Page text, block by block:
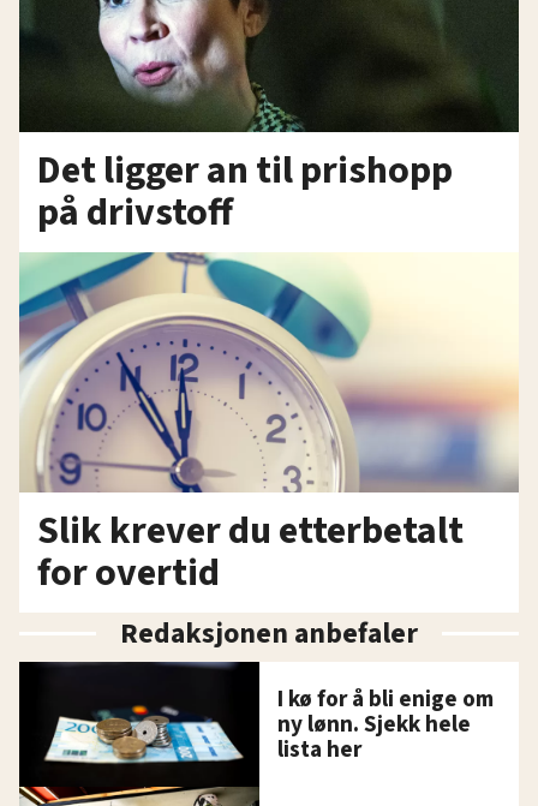
Det ligger an til prishopp
på drivstoff
Slik krever du etterbetalt
for overtid
Redaksjonen anbefaler
I kø for å bli enige om
ny lønn. Sjekk hele
lista her